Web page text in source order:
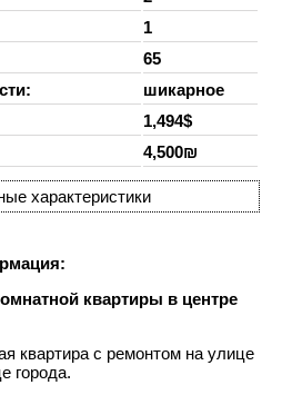
1
65
шикарное
1,494$
4,500₪
характеристики
квартиры в центре
квартира с ремонтом на улице
города.